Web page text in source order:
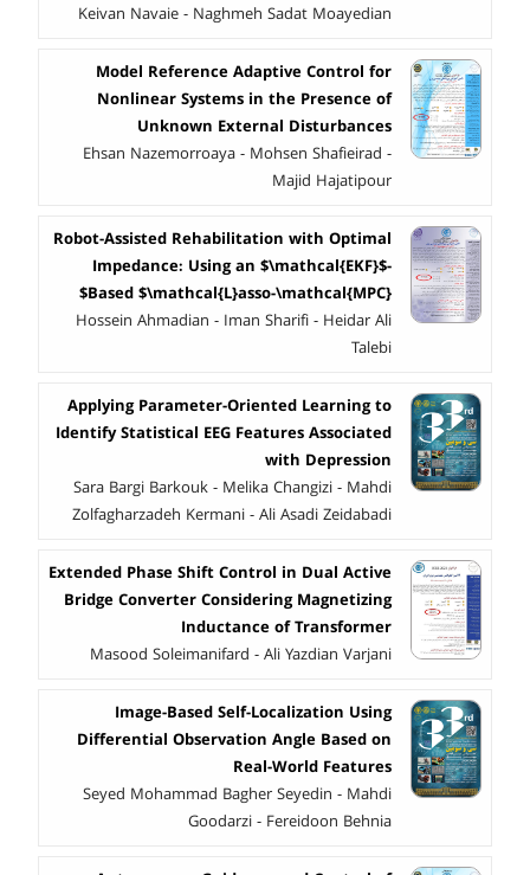
Keivan Navaie - Naghmeh Sadat Moayedian
Model Reference Adaptive Control for
Nonlinear Systems in the Presence of
Unknown External Disturbances
Ehsan Nazemorroaya - Mohsen Shafieirad -
Majid Hajatipour
Robot-Assisted Rehabilitation with Optimal
Impedance: Using an $\mathcal{EKF}$-
Based $\mathcal{L}asso-\mathcal{MPC}$
Hossein Ahmadian - Iman Sharifi - Heidar Ali
Talebi
Applying Parameter-Oriented Learning to
Identify Statistical EEG Features Associated
with Depression
Sara Bargi Barkouk - Melika Changizi - Mahdi
Zolfagharzadeh Kermani - Ali Asadi Zeidabadi
Extended Phase Shift Control in Dual Active
Bridge Converter Considering Magnetizing
Inductance of Transformer
Masood Soleimanifard - Ali Yazdian Varjani
Image-Based Self-Localization Using
Differential Observation Angle Based on
Real-World Features
Seyed Mohammad Bagher Seyedin - Mahdi
Goodarzi - Fereidoon Behnia